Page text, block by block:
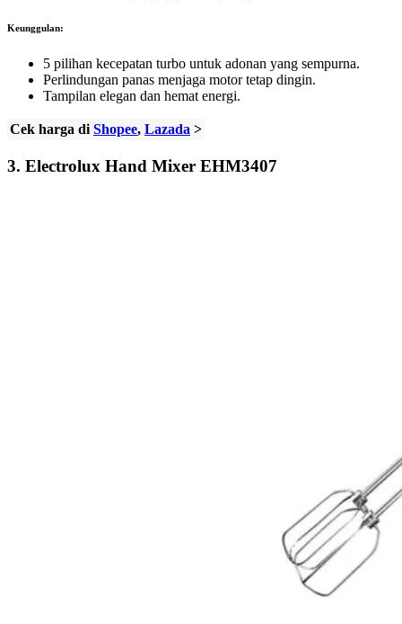
Keunggulan:
5 pilihan kecepatan turbo untuk adonan yang sempurna.
Perlindungan panas menjaga motor tetap dingin.
Tampilan elegan dan hemat energi.
Cek harga di Shopee, Lazada >
3. Electrolux Hand Mixer EHM3407